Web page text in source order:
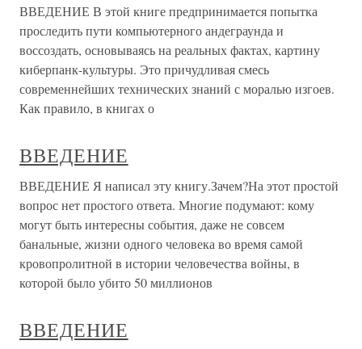
ВВЕДЕНИЕ В этой книге предпринимается попытка
проследить пути компьютерного андеграунда и
воссоздать, основываясь на реальных фактах, картину
киберпанк-культуры. Это причудливая смесь
современнейших технических знаний с моралью изгоев.
Как правило, в книгах о
ВВЕДЕНИЕ
ВВЕДЕНИЕ Я написал эту книгу.Зачем?На этот простой
вопрос нет простого ответа. Многие подумают: кому
могут быть интересны события, даже не совсем
банальные, жизни одного человека во время самой
кровопролитной в истории человечества войны, в
которой было убито 50 миллионов
ВВЕДЕНИЕ